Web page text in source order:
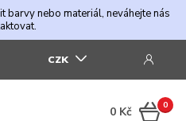
nebo materiál, neváhejte nás
CZK
0
0 Kč